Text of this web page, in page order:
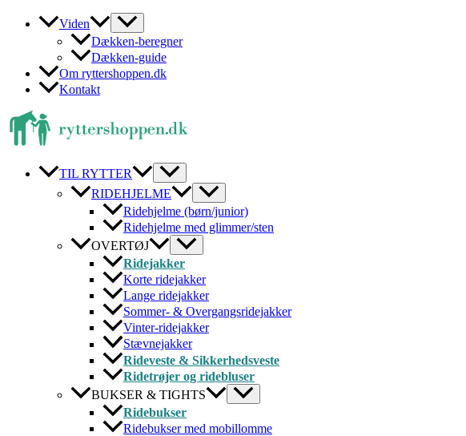
Viden
Dækken-beregner
Dækken-guide
Om ryttershoppen.dk
Kontakt
TIL RYTTER
RIDEHJELME
Ridehjelme (børn/junior)
Ridehjelme med glimmer/sten
OVERTØJ
Ridejakker
Korte ridejakker
Lange ridejakker
Sommer- & Overgangsridejakker
Vinter-ridejakker
Stævnejakker
Rideveste & Sikkerhedsveste
Ridetrøjer og ridebluser
BUKSER & TIGHTS
Ridebukser
Ridebukser med mobillomme